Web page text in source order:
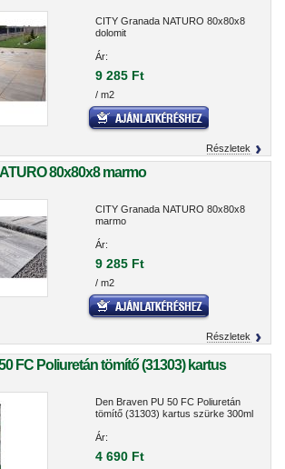
CITY Granada NATURO 80x80x8
dolomit
Ár:
9 285 Ft
/ m2
Részletek
80x80x8 marmo
CITY Granada NATURO 80x80x8
marmo
Ár:
9 285 Ft
/ m2
Részletek
FC Poliuretán tömítő (31303) kartus
Den Braven PU 50 FC Poliuretán
tömítő (31303) kartus szürke 300ml
Ár:
4 690 Ft